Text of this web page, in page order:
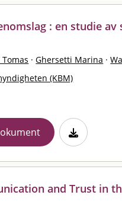
: en studie av
· Ghersetti Marina ·
(KBM)
and Trust in